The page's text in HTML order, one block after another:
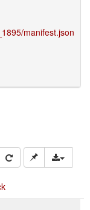
manifest.json